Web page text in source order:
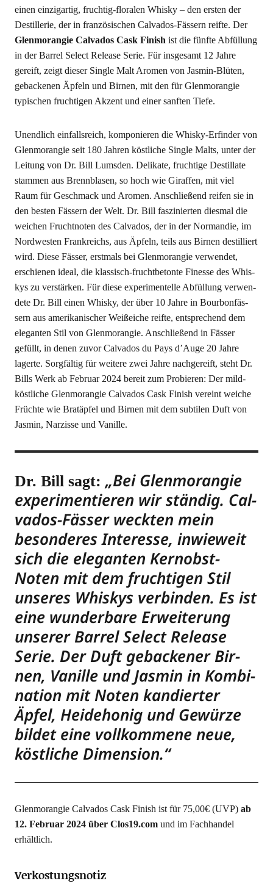
einen ein­zig­ar­tig, fruch­tig-flo­ra­len Whis­ky – den ers­ten der
Destil­le­rie, der in fran­zö­si­schen Cal­va­dos-Fäs­sern reif­te. Der
Glen­mo­ran­gie Cal­va­dos Cask Finish ist die fünf­te Abfül­lung
in der Bar­rel Sel­ect Release Serie. Für ins­ge­samt 12 Jah­re
gereift, zeigt die­ser Sin­gle Malt Aro­men von Jas­min-Blü­ten,
geba­cke­nen Äpfeln und Bir­nen, mit den für Glen­mo­ran­gie
typi­schen fruch­ti­gen Akzent und einer sanf­ten Tiefe.
Unend­lich ein­falls­reich, kom­po­nie­ren die Whis­ky-Erfin­der von
Glen­mo­ran­gie seit 180 Jah­ren köst­li­che Sin­gle Malts, unter der
Lei­tung von Dr. Bill Lums­den. Deli­ka­te, fruch­ti­ge Destil­la­te
stam­men aus Brenn­bla­sen, so hoch wie Giraf­fen, mit viel
Raum für Geschmack und Aro­men. Anschlie­ßend rei­fen sie in
den bes­ten Fäs­sern der Welt. Dr. Bill fas­zi­nier­ten dies­mal die
wei­chen Frucht­no­ten des Cal­va­dos, der in der Nor­man­die, im
Nord­wes­ten Frank­reichs, aus Äpfeln, teils aus Bir­nen destil­liert
wird. Die­se Fäs­ser, erst­mals bei Glen­mo­ran­gie ver­wen­det,
erschie­nen ide­al, die klas­sisch-frucht­be­ton­te Fines­se des Whis­
kys zu ver­stär­ken. Für die­se expe­ri­men­tel­le Abfül­lung ver­wen­
de­te Dr. Bill einen Whis­ky, der über 10 Jah­re in Bour­bon­fäs­
sern aus ame­ri­ka­ni­scher Weiß­ei­che reif­te, ent­spre­chend dem
ele­gan­ten Stil von Glen­mo­ran­gie. Anschlie­ßend in Fäs­ser
gefüllt, in denen zuvor Cal­va­dos du Pays d’Au­ge 20 Jah­re
lager­te. Sorg­fäl­tig für wei­te­re zwei Jah­re nach­ge­reift, steht Dr.
Bills Werk ab Febru­ar 2024 bereit zum Pro­bie­ren: Der mild-
köst­li­che Glen­mo­ran­gie Cal­va­dos Cask Finish ver­eint wei­che
Früch­te wie Brat­äp­fel und Bir­nen mit dem sub­ti­len Duft von
Jas­min, Nar­zis­se und Vanille.
Dr. Bill sagt: „Bei Glen­mo­ran­gie
expe­ri­men­tie­ren wir stän­dig. Cal­
va­dos-Fäs­ser weck­ten mein
beson­de­res Inter­es­se, inwie­weit
sich die ele­gan­ten Kern­obst-
Noten mit dem fruch­ti­gen Stil
unse­res Whis­kys ver­bin­den. Es ist
eine wun­der­ba­re Erwei­te­rung
unse­rer Bar­rel Sel­ect Release
Serie. Der Duft geba­cke­ner Bir­
nen, Vanil­le und Jas­min in Kom­bi­
na­ti­on mit Noten kan­dier­ter
Äpfel, Hei­de­ho­nig und Gewür­ze
bil­det eine voll­kom­me­ne neue,
köst­li­che Dimension.“
Glen­mo­ran­gie Cal­va­dos Cask Finish ist für 75,00€ (UVP) ab
12. Febru­ar 2024 über Clos19.comund im Fach­han­del
erhältlich.
Verkostungsnotiz